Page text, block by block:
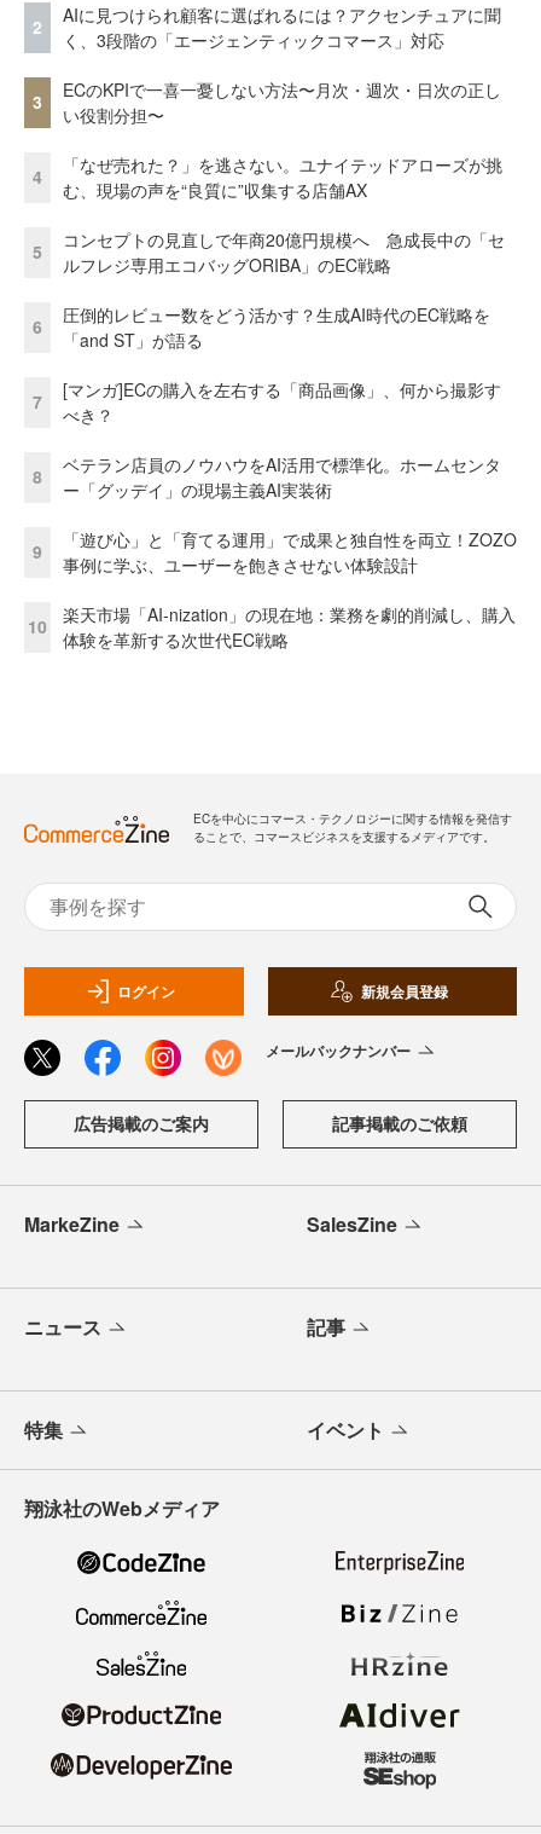
2
AIに見つけられ顧客に選ばれるには？アクセンチュアに聞
く、3段階の「エージェンティックコマース」対応
3
ECのKPIで一喜一憂しない方法〜月次・週次・日次の正し
い役割分担〜
4
「なぜ売れた？」を逃さない。ユナイテッドアローズが挑
む、現場の声を“良質に”収集する店舗AX
5
コンセプトの見直しで年商20億円規模へ 急成長中の「セ
ルフレジ専用エコバッグORIBA」のEC戦略
6
圧倒的レビュー数をどう活かす？生成AI時代のEC戦略を
「and ST」が語る
7
[マンガ]ECの購入を左右する「商品画像」、何から撮影す
べき？
8
ベテラン店員のノウハウをAI活用で標準化。ホームセンタ
ー「グッデイ」の現場主義AI実装術
9
「遊び心」と「育てる運用」で成果と独自性を両立！ZOZO
事例に学ぶ、ユーザーを飽きさせない体験設計
10
楽天市場「AI-nization」の現在地：業務を劇的削減し、購入
体験を革新する次世代EC戦略
ECを中心にコマース・テクノロジーに関する情報を発信す
ることで、コマースビジネスを支援するメディアです。
ログイン 新規会員登録
メールバックナンバー
広告掲載のご案内 記事掲載のご依頼
MarkeZine SalesZine
ニュース 記事
特集 イベント
翔泳社のWebメディア